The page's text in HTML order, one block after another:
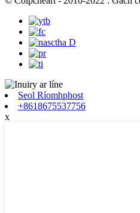
Seol Ríomhphost
+8618675537756
x